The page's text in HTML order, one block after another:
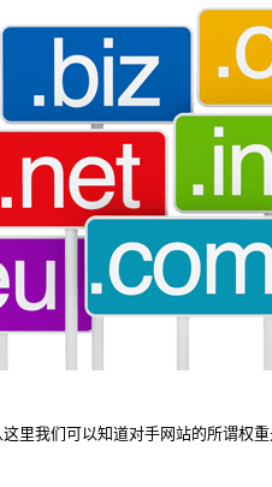
里我们可以知道对手网站的所谓权